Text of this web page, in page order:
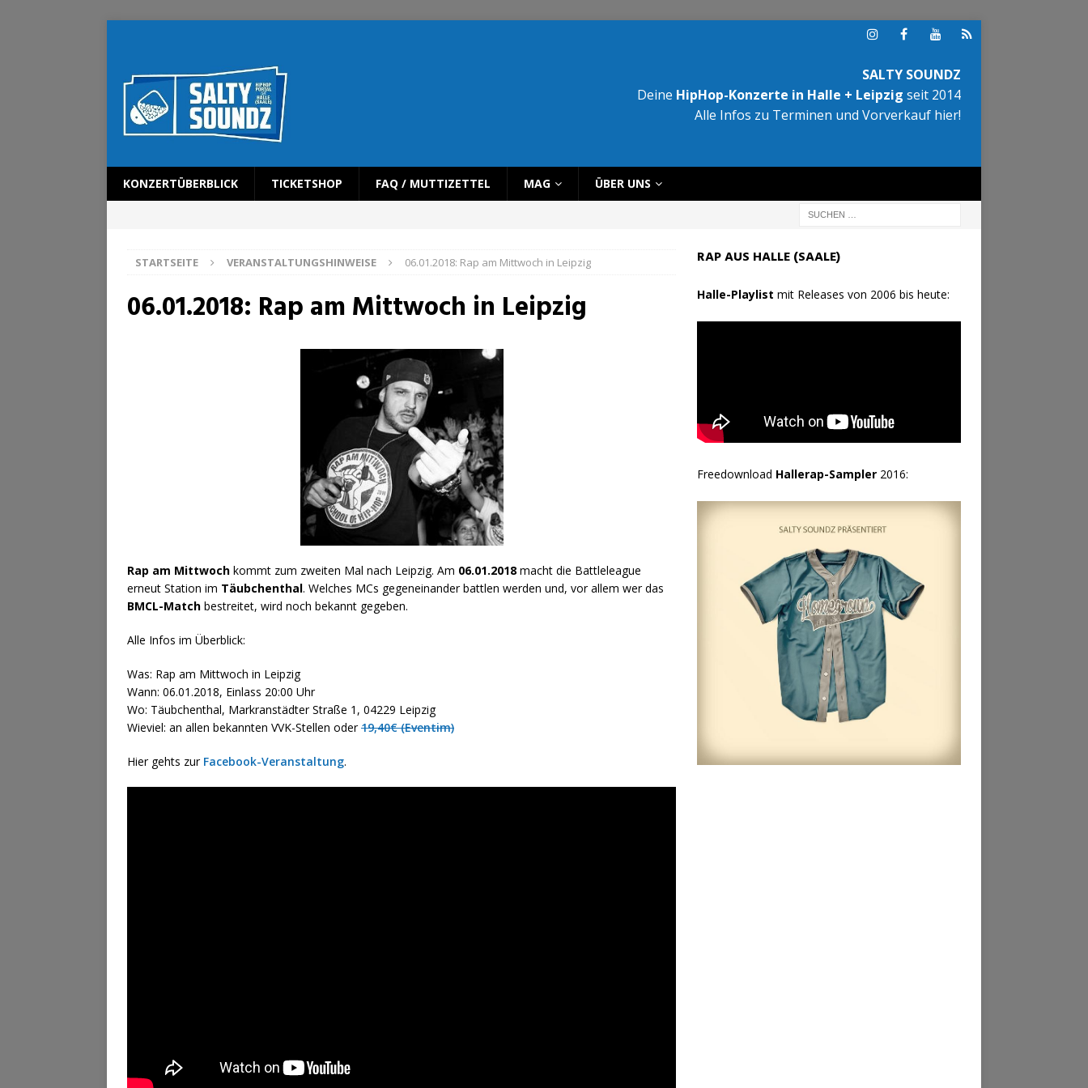
SALTY SOUNDZ
Deine HipHop-Konzerte in Halle + Leipzig seit 2014
Alle Infos zu Terminen und Vorverkauf hier!
KONZERTÜBERBLICK TICKETSHOP FAQ / MUTTIZETTEL MAG ÜBER UNS
STARTSEITE VERANSTALTUNGSHINWEISE 06.01.2018: Rap am Mittwoch in Leipzig
06.01.2018: Rap am Mittwoch in Leipzig
Rap am Mittwoch kommt zum zweiten Mal nach Leipzig. Am 06.01.2018 macht die Battleleague
erneut Station im Täubchenthal. Welches MCs gegeneinander battlen werden und, vor allem wer das
BMCL-Match bestreitet, wird noch bekannt gegeben.
Alle Infos im Überblick:
Was: Rap am Mittwoch in Leipzig
Wann: 06.01.2018, Einlass 20:00 Uhr
Wo: Täubchenthal, Markranstädter Straße 1, 04229 Leipzig
Wieviel: an allen bekannten VVK-Stellen oder19,40€ (Eventim)
Hier gehts zur Facebook-Veranstaltung.
RAP AUS HALLE (SAALE)
Halle-Playlist mit Releases von 2006 bis heute:
Freedownload Hallerap-Sampler2016: